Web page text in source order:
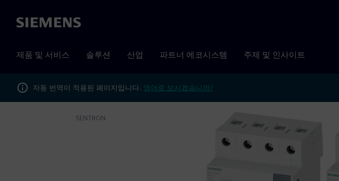
Siemens
제품 및 서비스 솔루션 산업 파트너 에코시스템 주제 및 인사이트
자동 번역이 적용된 페이지입니다. 영어로 보시겠습니까?
SENTRON